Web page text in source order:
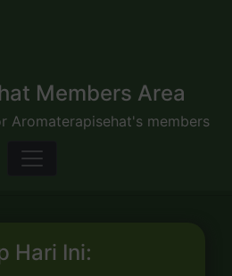
Members Area
Aromaterapisehat's members
Hari Ini: